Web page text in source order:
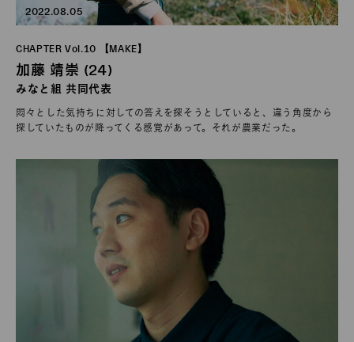
2022.08.05
CHAPTER Vol.10 【MAKE】
加藤 靖崇 (24)
みなと組 共同代表
悶々とした気持ちに対しての答えを探そうとしていると、違う角度から
探していたものが降ってくる感覚があって。それが農業だった。